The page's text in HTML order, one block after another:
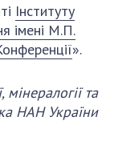
Інституту
імені М.П.
».
мінералогії та
НАН України